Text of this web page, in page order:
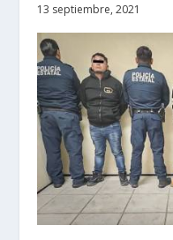
13 septiembre, 2021